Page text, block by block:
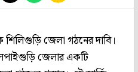
শিলিগুড়ি জেলা গঠনের দাবি।
জেলার একটি